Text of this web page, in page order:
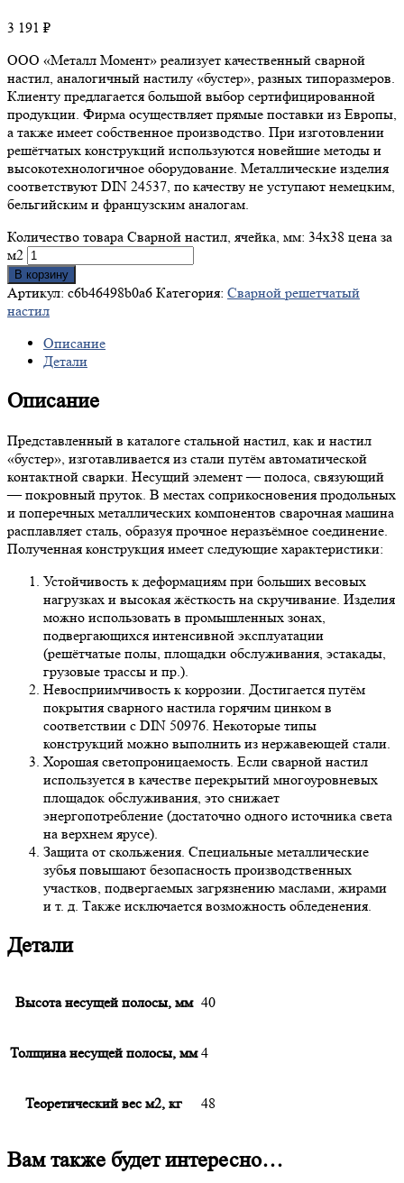
3 191 ₽
ООО «Металл Момент» реализует качественный сварной
настил, аналогичный настилу «бустер», разных типоразмеров.
Клиенту предлагается большой выбор сертифицированной
продукции. Фирма осуществляет прямые поставки из Европы,
а также имеет собственное производство. При изготовлении
решётчатых конструкций используются новейшие методы и
высокотехнологичное оборудование. Металлические изделия
соответствуют DIN 24537, по качеству не уступают немецким,
бельгийским и французским аналогам.
Количество товара Сварной настил, ячейка, мм: 34х38 цена за
м2
В корзину
Артикул: c6b46498b0a6 Категория: Сварной решетчатый
настил
Описание
Детали
Описание
Представленный в каталоге стальной настил, как и настил
«бустер», изготавливается из стали путём автоматической
контактной сварки. Несущий элемент — полоса, связующий
— покровный пруток. В местах соприкосновения продольных
и поперечных металлических компонентов сварочная машина
расплавляет сталь, образуя прочное неразъёмное соединение.
Полученная конструкция имеет следующие характеристики:
Устойчивость к деформациям при больших весовых
нагрузках и высокая жёсткость на скручивание. Изделия
можно использовать в промышленных зонах,
подвергающихся интенсивной эксплуатации
(решётчатые полы, площадки обслуживания, эстакады,
грузовые трассы и пр.).
Невосприимчивость к коррозии. Достигается путём
покрытия сварного настила горячим цинком в
соответствии с DIN 50976. Некоторые типы
конструкций можно выполнить из нержавеющей стали.
Хорошая светопроницаемость. Если сварной настил
используется в качестве перекрытий многоуровневых
площадок обслуживания, это снижает
энергопотребление (достаточно одного источника света
на верхнем ярусе).
Защита от скольжения. Специальные металлические
зубья повышают безопасность производственных
участков, подвергаемых загрязнению маслами, жирами
и т. д. Также исключается возможность обледенения.
Детали
Высота несущей полосы, мм 40
Толщина несущей полосы, мм 4
Теоретический вес м2, кг 48
Вам также будет интересно…